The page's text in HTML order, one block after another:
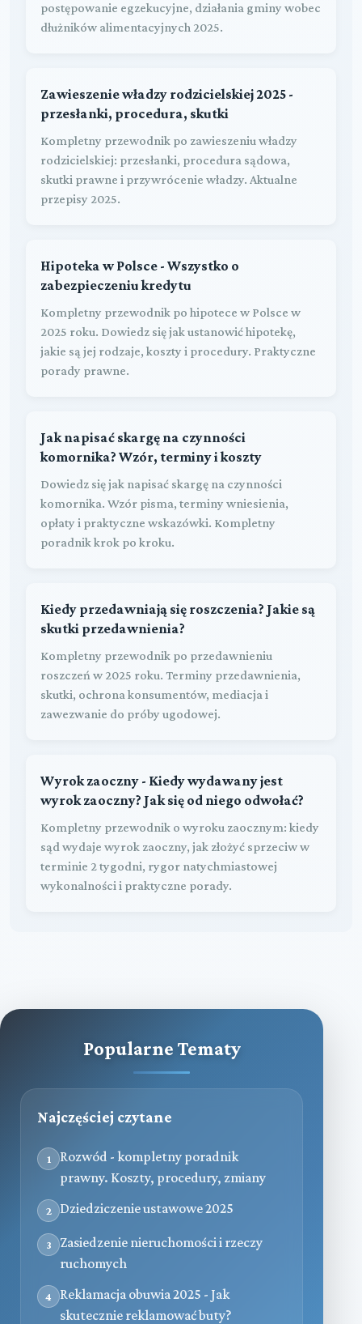
postępowanie egzekucyjne, działania gminy wobec
dłużników alimentacyjnych 2025.
Zawieszenie władzy rodzicielskiej 2025 -
przesłanki, procedura, skutki
Kompletny przewodnik po zawieszeniu władzy
rodzicielskiej: przesłanki, procedura sądowa,
skutki prawne i przywrócenie władzy. Aktualne
przepisy 2025.
Hipoteka w Polsce - Wszystko o
zabezpieczeniu kredytu
Kompletny przewodnik po hipotece w Polsce w
2025 roku. Dowiedz się jak ustanowić hipotekę,
jakie są jej rodzaje, koszty i procedury. Praktyczne
porady prawne.
Jak napisać skargę na czynności
komornika? Wzór, terminy i koszty
Dowiedz się jak napisać skargę na czynności
komornika. Wzór pisma, terminy wniesienia,
opłaty i praktyczne wskazówki. Kompletny
poradnik krok po kroku.
Kiedy przedawniają się roszczenia? Jakie są
skutki przedawnienia?
Kompletny przewodnik po przedawnieniu
roszczeń w 2025 roku. Terminy przedawnienia,
skutki, ochrona konsumentów, mediacja i
zawezwanie do próby ugodowej.
Wyrok zaoczny - Kiedy wydawany jest
wyrok zaoczny? Jak się od niego odwołać?
Kompletny przewodnik o wyroku zaocznym: kiedy
sąd wydaje wyrok zaoczny, jak złożyć sprzeciw w
terminie 2 tygodni, rygor natychmiastowej
wykonalności i praktyczne porady.
Popularne Tematy
Najczęściej czytane
1
Rozwód - kompletny poradnik
prawny. Koszty, procedury, zmiany
2 Dziedziczenie ustawowe 2025
3
Zasiedzenie nieruchomości i rzeczy
ruchomych
4
Reklamacja obuwia 2025 - Jak
skutecznie reklamować buty?